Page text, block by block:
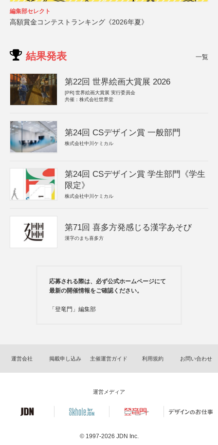
編集部セレクト
高額賞金コンテストランキング《2026年夏》
結果発表 一覧
第22回 世界絵画大賞展 2026
[PR] 世界絵画大賞展 実行委員会
共催：株式会社世界堂
第24回 CSデザイン賞 一般部門
株式会社中川ケミカル
第24回 CSデザイン賞 学生部門《学生
限定》
株式会社中川ケミカル
第71回 喜多方発感じる漢字あそび
漢字のまち喜多方
応募される際は、必ず公式ホームページにて
最新の開催情報をご確認ください。
「登竜門」編集部
運営会社 掲載申し込み 主催運営ガイド 利用規約 お問い合わせ
運営メディア
© 1997-2026 JDN Inc.